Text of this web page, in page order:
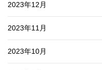
2023年12月
2023年11月
2023年10月